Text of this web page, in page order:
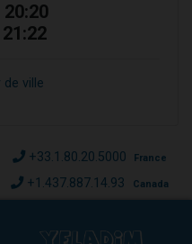
20:20
21:22
ville
+33.1.80.20.5000 France
+1.437.887.14.93 Canada